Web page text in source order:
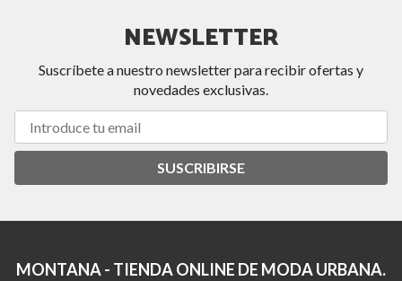
NEWSLETTER
Suscríbete a nuestro newsletter para recibir ofertas y
novedades exclusivas.
SUSCRIBIRSE
MONTANA - TIENDA ONLINE DE MODA URBANA.